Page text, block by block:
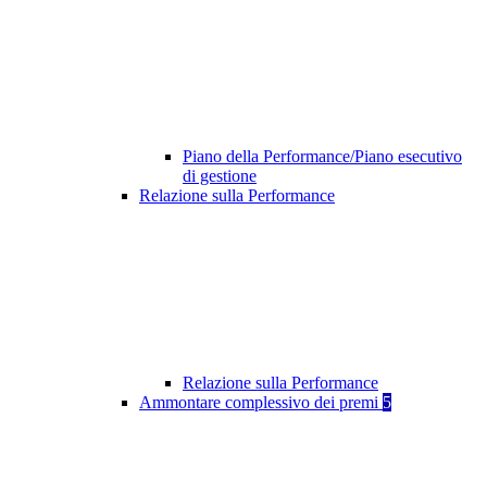
Piano della Performance/Piano esecutivo
di gestione
Relazione sulla Performance
Relazione sulla Performance
Ammontare complessivo dei premi 5